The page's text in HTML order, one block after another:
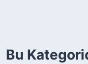
Bu